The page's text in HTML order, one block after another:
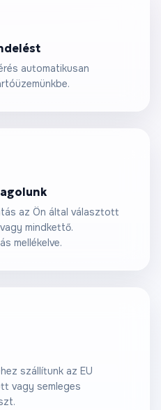
automatikusan
az Ön által választott
mindkettő.
mellékelve.
szállítunk az EU
vagy semleges